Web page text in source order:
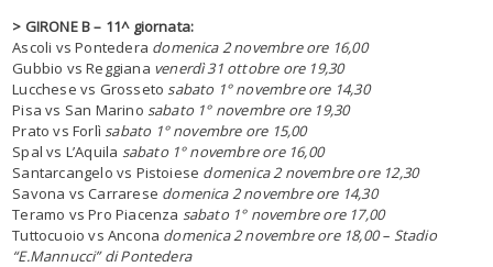
> GIRONE B – 11^ giornata:
Ascoli vs Pontedera domenica 2 novembre ore 16,00
Gubbio vs Reggiana venerdì 31 ottobre ore 19,30
Lucchese vs Grossetosabato 1° novembre ore 14,30
Pisa vs San Marino sabato 1° novembre ore 19,30
Prato vs Forlìsabato 1° novembre ore 15,00
Spal vs L’Aquila sabato 1° novembre ore 16,00
Santarcangelo vs Pistoiese domenica 2 novembre ore 12,30
Savona vs Carrarese domenica 2 novembre ore 14,30
Teramo vs Pro Piacenza sabato 1° novembre ore 17,00
Tuttocuoio vs Ancona domenica 2 novembre ore 18,00 – Stadio
“E.Mannucci” di Pontedera